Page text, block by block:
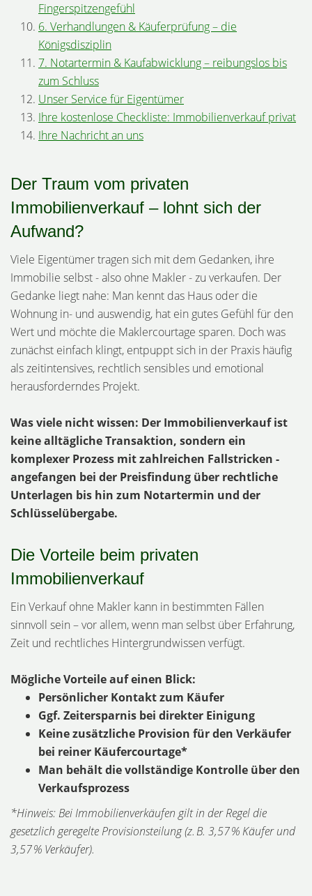
Fingerspitzengefühl
6. Verhandlungen & Käuferprüfung – die
Königsdisziplin
7. Notartermin & Kaufabwicklung – reibungslos bis
zum Schluss
Unser Service für Eigentümer
Ihre kostenlose Checkliste: Immobilienverkauf privat
Ihre Nachricht an uns
Der Traum vom privaten
Immobilienverkauf – lohnt sich der
Aufwand?
Viele Eigentümer tragen sich mit dem Gedanken, ihre
Immobilie selbst - also ohne Makler - zu verkaufen. Der
Gedanke liegt nahe: Man kennt das Haus oder die
Wohnung in- und auswendig, hat ein gutes Gefühl für den
Wert und möchte die Maklercourtage sparen. Doch was
zunächst einfach klingt, entpuppt sich in der Praxis häufig
als zeitintensives, rechtlich sensibles und emotional
herausforderndes Projekt.
Was viele nicht wissen: Der Immobilienverkauf ist
keine alltägliche Transaktion, sondern ein
komplexer Prozess mit zahlreichen Fallstricken -
angefangen bei der Preisfindung über rechtliche
Unterlagen bis hin zum Notartermin und der
Schlüsselübergabe.
Die Vorteile beim privaten
Immobilienverkauf
Ein Verkauf ohne Makler kann in bestimmten Fällen
sinnvoll sein – vor allem, wenn man selbst über Erfahrung,
Zeit und rechtliches Hintergrundwissen verfügt.
Mögliche Vorteile auf einen Blick:
Persönlicher Kontakt zum Käufer
Ggf. Zeitersparnis bei direkter Einigung
Keine zusätzliche Provision für den Verkäufer
bei reiner Käufercourtage*
Man behält die vollständige Kontrolle über den
Verkaufsprozess
*Hinweis: Bei Immobilienverkäufen gilt in der Regel die
gesetzlich geregelte Provisionsteilung (z. B. 3,57 % Käufer und
3,57 % Verkäufer).